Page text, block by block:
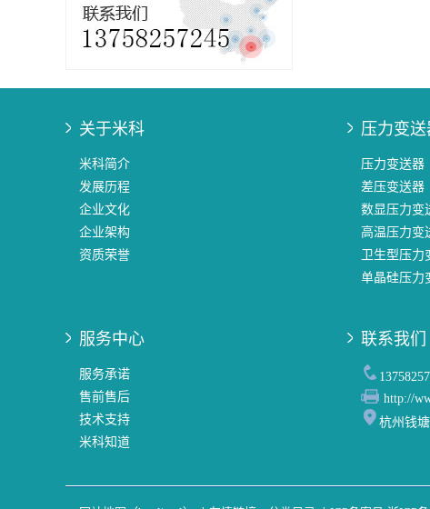
关于米科
米科简介
发展历程
企业文化
企业架构
资质荣誉
压力变送
压力变送器
差压变送器
数显压力变
高温压力变
卫生型压力
单晶硅压力
服务中心
服务承诺
售前售后
技术支持
米科知道
联系我们
http://
杭州钱